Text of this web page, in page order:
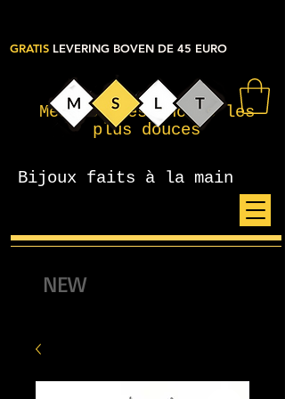
Mes petites choses les
plus douces
Bijoux faits à la main
GRATIS LEVERING BOVEN DE 45 EURO
NEW